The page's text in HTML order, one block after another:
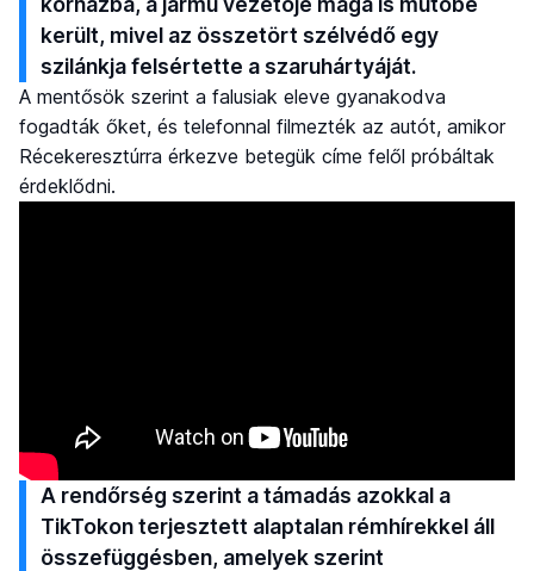
került, mivel az összetört szélvédő egy
szilánkja felsértette a szaruhártyáját.
A mentősök szerint a falusiak eleve gyanakodva
fogadták őket, és telefonnal filmezték az autót, amikor
Récekeresztúrra érkezve betegük címe felől próbáltak
érdeklődni.
A rendőrség szerint a támadás azokkal a
TikTokon terjesztett alaptalan rémhírekkel áll
összefüggésben, amelyek szerint